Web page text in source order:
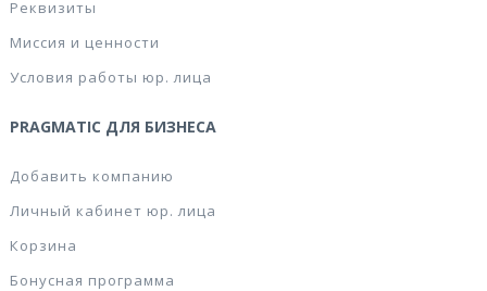
Реквизиты
Миссия и ценности
Условия работы юр. лица
PRAGMATIC ДЛЯ БИЗНЕСА
Добавить компанию
Личный кабинет юр. лица
Корзина
Бонусная программа